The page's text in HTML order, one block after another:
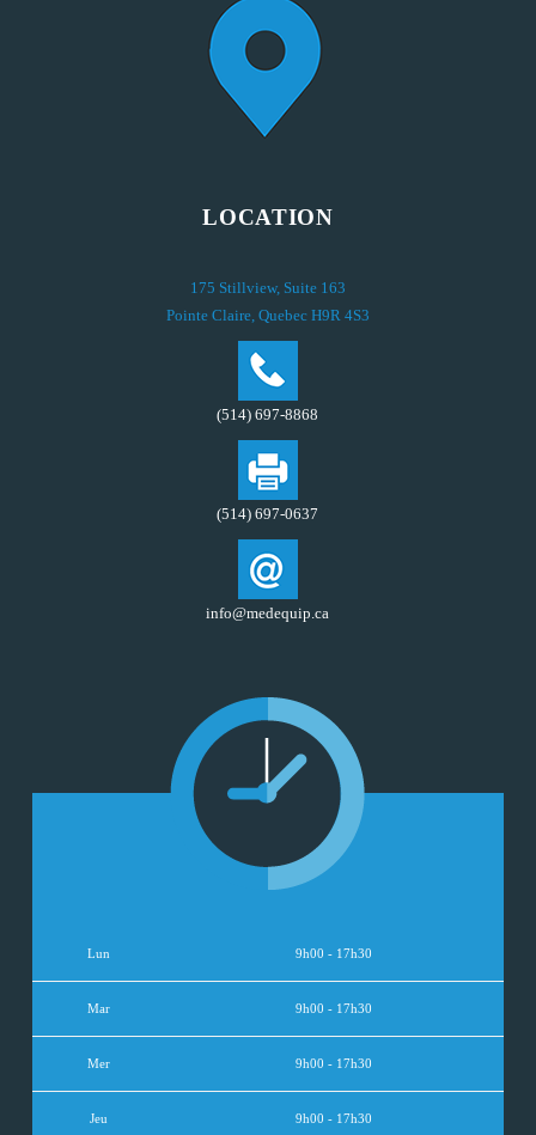
LOCATION
175 Stillview, Suite 163
Pointe Claire, Quebec H9R 4S3
(514) 697-8868
(514) 697-0637
info@medequip.ca
Lun 9h00 - 17h30
Mar 9h00 - 17h30
Mer 9h00 - 17h30
Jeu 9h00 - 17h30